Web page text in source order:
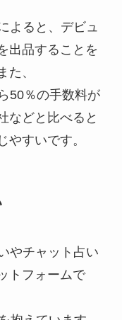
よると、デビュ
出品することを
た、
50％の手数料が
などと比べると
やすいです。
やチャット占い
トフォームで